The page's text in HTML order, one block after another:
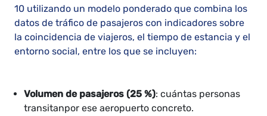
10 utilizando un modelo ponderado que combina los
datos de tráfico de pasajeros con indicadores sobre
la coincidencia de viajeros, el tiempo de estancia y el
entorno social, entre los que se incluyen:
Volumen de pasajeros (25 %): cuántas personas
transitanpor ese aeropuerto concreto.